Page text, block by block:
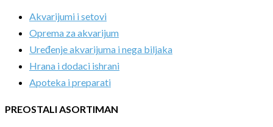
Akvarijumi i setovi
Oprema za akvarijum
Uređenje akvarijuma i nega biljaka
Hrana i dodaci ishrani
Apoteka i preparati
PREOSTALI ASORTIMAN